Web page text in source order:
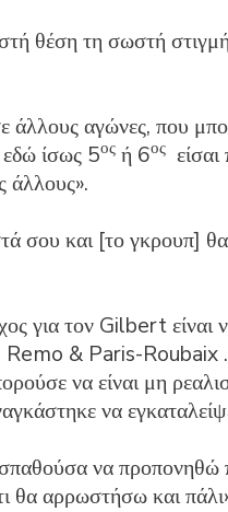
θέση τη σωστή
άλλους αγώνες, που
ίσως 5ος ή 6ος
άλλους».
σου και [το γκρουπ]
για τον Gilbert είναι
& Paris-Roubaix
να είναι μη
να
να προπονηθώ
θα αρρωστήσω και